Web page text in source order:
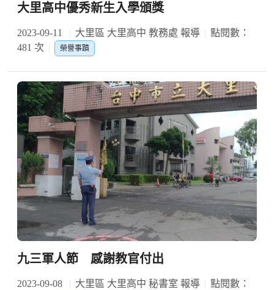
大里高中優秀新生入學頒獎
2023-09-11 大里區 大里高中 教務處 報導
點閱數：
481 次
榮譽事蹟
九三軍人節 感謝教官付出
2023-09-08 大里區 大里高中 秘書室 報導
點閱數：